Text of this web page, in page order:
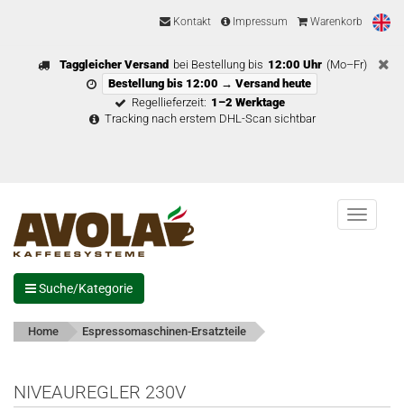
Kontakt Impressum Warenkorb
Taggleicher Versand bei Bestellung bis 12:00 Uhr (Mo–Fr)
Bestellung bis 12:00 → Versand heute
Regellieferzeit: 1–2 Werktage
Tracking nach erstem DHL-Scan sichtbar
Menu
Suche/Kategorie
Home Espressomaschinen-Ersatzteile
NIVEAUREGLER 230V